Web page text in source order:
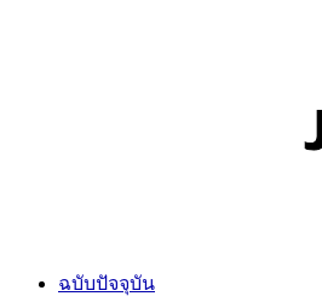
ฉบับปัจจุบัน